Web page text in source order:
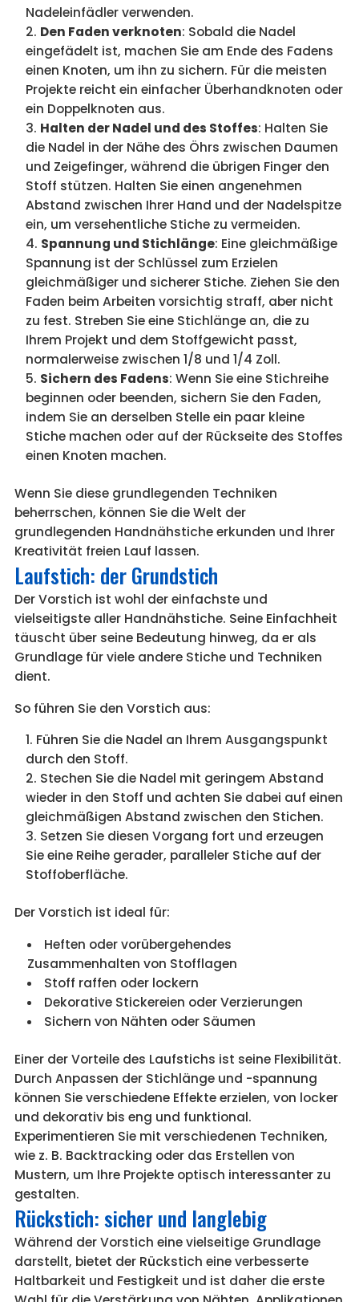
Nadeleinfädler verwenden.
Den Faden verknoten: Sobald die Nadel
eingefädelt ist, machen Sie am Ende des Fadens
einen Knoten, um ihn zu sichern. Für die meisten
Projekte reicht ein einfacher Überhandknoten oder
ein Doppelknoten aus.
Halten der Nadel und des Stoffes: Halten Sie
die Nadel in der Nähe des Öhrs zwischen Daumen
und Zeigefinger, während die übrigen Finger den
Stoff stützen. Halten Sie einen angenehmen
Abstand zwischen Ihrer Hand und der Nadelspitze
ein, um versehentliche Stiche zu vermeiden.
Spannung und Stichlänge: Eine gleichmäßige
Spannung ist der Schlüssel zum Erzielen
gleichmäßiger und sicherer Stiche. Ziehen Sie den
Faden beim Arbeiten vorsichtig straff, aber nicht
zu fest. Streben Sie eine Stichlänge an, die zu
Ihrem Projekt und dem Stoffgewicht passt,
normalerweise zwischen 1/8 und 1/4 Zoll.
Sichern des Fadens: Wenn Sie eine Stichreihe
beginnen oder beenden, sichern Sie den Faden,
indem Sie an derselben Stelle ein paar kleine
Stiche machen oder auf der Rückseite des Stoffes
einen Knoten machen.
Wenn Sie diese grundlegenden Techniken
beherrschen, können Sie die Welt der
grundlegenden Handnähstiche erkunden und Ihrer
Kreativität freien Lauf lassen.
Laufstich: der Grundstich
Der Vorstich ist wohl der einfachste und
vielseitigste aller Handnähstiche. Seine Einfachheit
täuscht über seine Bedeutung hinweg, da er als
Grundlage für viele andere Stiche und Techniken
dient.
So führen Sie den Vorstich aus:
Führen Sie die Nadel an Ihrem Ausgangspunkt
durch den Stoff.
Stechen Sie die Nadel mit geringem Abstand
wieder in den Stoff und achten Sie dabei auf einen
gleichmäßigen Abstand zwischen den Stichen.
Setzen Sie diesen Vorgang fort und erzeugen
Sie eine Reihe gerader, paralleler Stiche auf der
Stoffoberfläche.
Der Vorstich ist ideal für:
Heften oder vorübergehendes
Zusammenhalten von Stofflagen
Stoff raffen oder lockern
Dekorative Stickereien oder Verzierungen
Sichern von Nähten oder Säumen
Einer der Vorteile des Laufstichs ist seine Flexibilität.
Durch Anpassen der Stichlänge und -spannung
können Sie verschiedene Effekte erzielen, von locker
und dekorativ bis eng und funktional.
Experimentieren Sie mit verschiedenen Techniken,
wie z. B. Backtracking oder das Erstellen von
Mustern, um Ihre Projekte optisch interessanter zu
gestalten.
Rückstich: sicher und langlebig
Während der Vorstich eine vielseitige Grundlage
darstellt, bietet der Rückstich eine verbesserte
Haltbarkeit und Festigkeit und ist daher die erste